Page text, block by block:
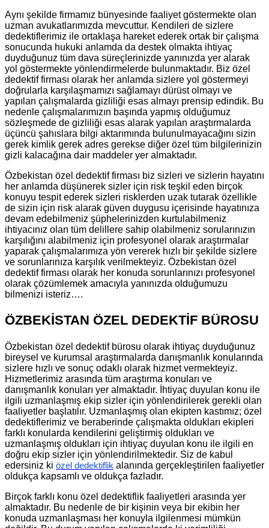
Aynı şekilde firmamız bünyesinde faaliyet göstermekte olan
uzman avukatlarımızda mevcuttur. Kendileri de sizlere
dedektiflerimiz ile ortaklaşa hareket ederek ortak bir çalışma
sonucunda hukuki anlamda da destek olmakta ihtiyaç
duyduğunuz tüm dava süreçlerinizde yanınızda yer alarak
yol göstermekte yönlendirmelerde bulunmaktadır. Biz özel
dedektif firması olarak her anlamda sizlere yol göstermeyi
doğrularla karşılaşmamızı sağlamayı dürüst olmayı ve
yapılan çalışmalarda gizliliği esas almayı prensip edindik. Bu
nedenle çalışmalarımızın başında yapmış olduğumuz
sözleşmede de gizliliği esas alarak yapılan araştırmalarda
üçüncü şahıslara bilgi aktarımında bulunulmayacağını sizin
gerek kimlik gerek adres gerekse diğer özel tüm bilgilerinizin
gizli kalacağına dair maddeler yer almaktadır.
Özbekistan özel dedektif firması biz sizleri ve sizlerin hayatını
her anlamda düşünerek sizler için risk teşkil eden birçok
konuyu tespit ederek sizleri risklerden uzak tutarak özellikle
de sizin için risk alarak güven duygusu içerisinde hayatınıza
devam edebilmeniz şüphelerinizden kurtulabilmeniz
ihtiyacınız olan tüm delillere sahip olabilmeniz sorularınızın
karşılığını alabilmeniz için profesyonel olarak araştırmalar
yaparak çalışmalarımıza yön vererek hızlı bir şekilde sizlere
ve sorunlarınıza karşılık verilmekteyiz. Özbekistan özel
dedektif firması olarak her konuda sorunlarınızı profesyonel
olarak çözümlemek amacıyla yanınızda olduğumuzu
bilmenizi isteriz….
ÖZBEKİSTAN ÖZEL DEDEKTİF BÜROSU
Özbekistan özel dedektif bürosu olarak ihtiyaç duyduğunuz
bireysel ve kurumsal araştırmalarda danışmanlık konularında
sizlere hızlı ve sonuç odaklı olarak hizmet vermekteyiz.
Hizmetlerimiz arasında tüm araştırma konuları ve
danışmanlık konuları yer almaktadır. İhtiyaç duyulan konu ile
ilgili uzmanlaşmış ekip sizler için yönlendirilerek gerekli olan
faaliyetler başlatılır. Uzmanlaşmış olan ekipten kastımız; özel
dedektiflerimiz ve beraberinde çalışmakta oldukları ekipleri
farklı konularda kendilerini geliştirmiş oldukları ve
uzmanlaşmış oldukları için ihtiyaç duyulan konu ile ilgili en
doğru ekip sizler için yönlendirilmektedir. Siz de kabul
edersiniz ki özel dedektiflik alanında gerçekleştirilen faaliyetler
oldukça kapsamlı ve oldukça fazladır.
Birçok farklı konu özel dedektiflik faaliyetleri arasında yer
almaktadır. Bu nedenle de bir kişinin veya bir ekibin her
konuda uzmanlaşması her konuyla ilgilenmesi mümkün